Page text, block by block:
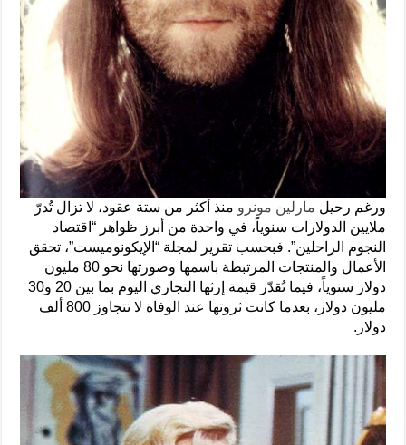
ورغم رحيل مارلين مونرو منذ أكثر من ستة عقود، لا تزال تُدرّ
ملايين الدولارات سنوياً، في واحدة من أبرز ظواهر “اقتصاد
النجوم الراحلين”. فبحسب تقرير لمجلة “الإيكونوميست”، تحقق
الأعمال والمنتجات المرتبطة باسمها وصورتها نحو 80 مليون
دولار سنوياً، فيما تُقدّر قيمة إرثها التجاري اليوم بما بين 20 و30
مليون دولار، بعدما كانت ثروتها عند الوفاة لا تتجاوز 800 ألف
دولار.